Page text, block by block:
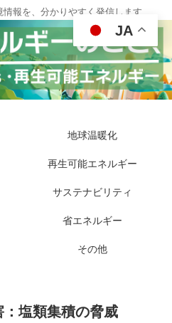
報を、分かりやすく発信します
地球温暖化
再生可能エネルギー
サステナビリティ
省エネルギー
その他
塩類集積の脅威
JA